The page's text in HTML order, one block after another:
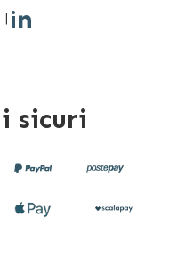
|
sicuri